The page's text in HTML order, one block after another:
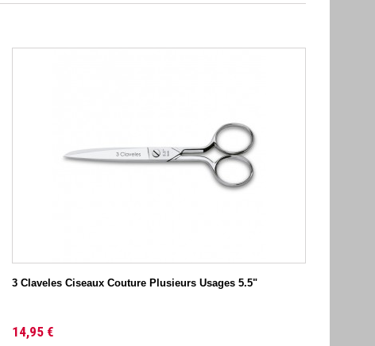
3 Claveles Ciseaux Couture Plusieurs Usages 5.5"
14,95 €